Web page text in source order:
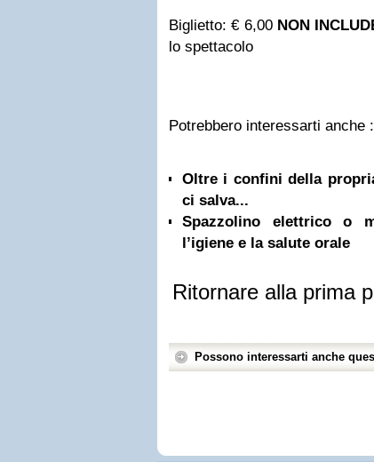
Biglietto: € 6,00 NON
lo spettacolo
Potrebbero interessarti anche :
Oltre i confini della
ci salva...
Spazzolino elettrico o
l’igiene e la salute orale
Ritornare alla prima
Possono interessarti anche